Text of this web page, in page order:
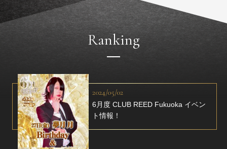
Ranking
2024/05/02
6月度 CLUB REED Fukuoka イベン
ト情報！